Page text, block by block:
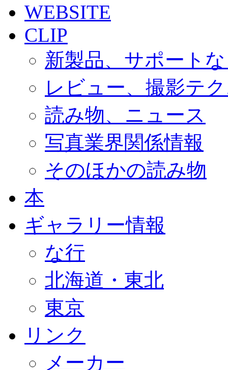
WEBSITE
CLIP
新製品、サポート
レビュー、撮影テ
読み物、ニュース
写真業界関係情報
そのほかの読み物
本
ギャラリー情報
な行
北海道・東北
東京
リンク
メーカー